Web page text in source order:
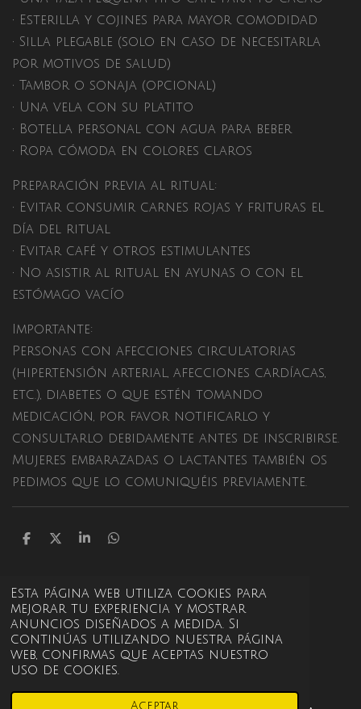
Esta página web utiliza cookies para
mejorar tu experiencia y mostrar
anuncios diseñados a medida. Si
continúas utilizando nuestra página
web, confirmas que aceptas nuestro
uso de cookies.
Aceptar
• Esterilla y cojines para mayor comodidad
• Silla plegable (solo en caso de necesitarla
por motivos de salud)
• Tambor o sonaja (opcional)
• Una vela con su platito
• Botella personal con agua para beber
• Ropa cómoda en colores claros
Preparación previa al ritual:
• Evitar consumir carnes rojas y frituras el
día del ritual
• Evitar café y otros estimulantes
• No asistir al ritual en ayunas o con el
estómago vacío
Importante:
Personas con afecciones circulatorias
(hipertensión arterial, afecciones cardíacas,
etc.), diabetes o que estén tomando
medicación, por favor notificarlo y
consultarlo debidamente antes de inscribirse.
Mujeres embarazadas o lactantes también os
pedimos que lo comuniquéis previamente.
C
a
r
t
i
r
C
a
r
t
i
r
C
a
r
t
i
r
C
a
r
t
i
r